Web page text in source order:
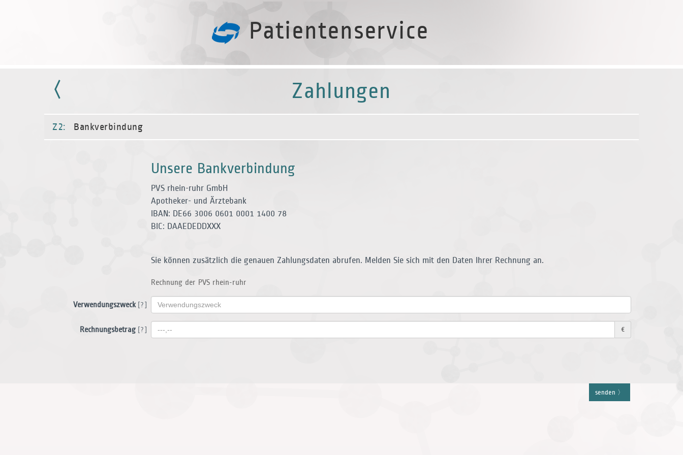
Patientenservice
Zahlungen
Z2: Bankverbindung
Unsere Bankverbindung
PVS rhein-ruhr GmbH
Apotheker- und Ärztebank
IBAN: DE66 3006 0601 0001 1400 78
BIC: DAAEDEDDXXX
Sie können zusätzlich die genauen Zahlungsdaten abrufen. Melden Sie sich mit den Daten Ihrer Rechnung an.
Rechnung der PVS rhein-ruhr
Verwendungszweck [?]
Rechnungsbetrag [?] €
senden